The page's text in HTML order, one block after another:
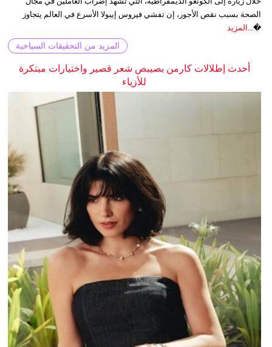
الصحة بسبب نقص الأجور، إن تفشي فيروس إيبولا الأسرع في العالم يتجاوز
�... المزيد
المزيد من التحقيقات السياحية
أحدث إطلالات كارمن بصيبص شعر قصير واختيارات مبتكرة
للأزياء